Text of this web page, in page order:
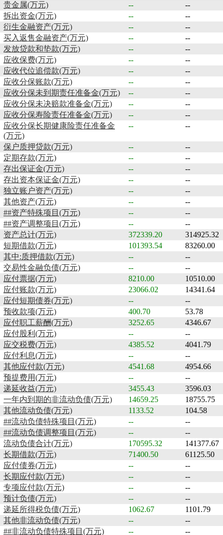
贵金属(万元)
--
--
拆出资金(万元)
--
--
衍生金融资产(万元)
--
--
买入返售金融资产(万元)
--
--
发放贷款和垫款(万元)
--
--
应收保费(万元)
--
--
应收代位追偿款(万元)
--
--
应收分保账款(万元)
--
--
应收分保未到期责任准备金(万元)
--
--
应收分保未决赔款准备金(万元)
--
--
应收分保寿险责任准备金(万元)
--
--
应收分保长期健康险责任准备金
(万元)
-- --
保户质押贷款(万元) --
--
定期存款(万元)
--
--
存出保证金(万元)
--
--
存出资本保证金(万元)
--
--
独立账户资产(万元)
--
--
其他资产(万元)
--
--
##资产特殊项目(万元)
--
--
##资产调整项目(万元)
--
--
资产总计(万元)
372339.20
314925.32
短期借款(万元)
101393.54
83260.00
其中:质押借款(万元)
--
--
交易性金融负债(万元)
--
--
应付票据(万元)
8210.00
10510.00
应付账款(万元)
23066.02
14341.64
应付短期债券(万元)
--
--
预收款项(万元)
400.70
53.78
应付职工薪酬(万元)
3252.65
4346.67
应付股利(万元)
--
--
应交税费(万元)
4385.52
4041.79
应付利息(万元)
--
--
其他应付款(万元)
4541.68
4954.66
预提费用(万元)
--
--
递延收益(万元)
3455.43
3596.03
一年内到期的非流动负债(万元)
14659.25
18755.75
其他流动负债(万元)
1133.52
104.58
##流动负债特殊项目(万元)
--
--
##流动负债调整项目(万元)
--
--
流动负债合计(万元)
170595.32
141377.67
长期借款(万元)
71400.50
61125.50
应付债券(万元)
--
--
长期应付款(万元)
--
--
专项应付款(万元)
--
--
预计负债(万元)
--
--
递延所得税负债(万元)
1062.67
1101.79
其他非流动负债(万元)
--
--
##非流动负债特殊项目(万元)
-- --